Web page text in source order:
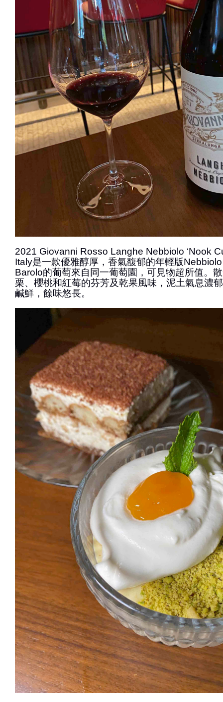
2021 Giovanni Rosso Langhe Nebbiolo ‘Nook
Italy是一款優雅醇厚，香氣馥郁的年輕版
Barolo的葡萄來自同一葡萄園，可見物超所值。
栗、櫻桃和紅莓的芬芳及乾果風味，泥土氣息濃
鹹鮮，餘味悠長。